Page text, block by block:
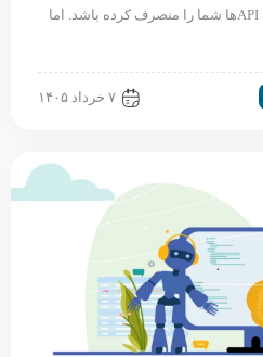
محدودیت‌های تحریم و قطع‌شدن APIها شما را منصرف کرده باشد. اما
۷ خرداد ۱۴۰۵